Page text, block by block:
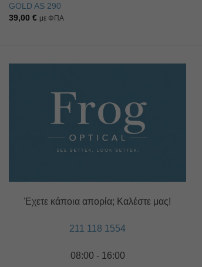
GOLD AS 290
39,00 € με ΦΠΑ
Έχετε κάποια απορία; Καλέστε μας!
211 118 1554
08:00 - 16:00